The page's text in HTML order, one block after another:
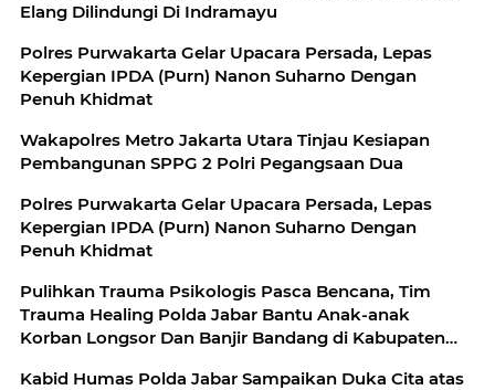
Elang Dilindungi Di Indramayu
Polres Purwakarta Gelar Upacara Persada, Lepas
Kepergian IPDA (Purn) Nanon Suharno Dengan
Penuh Khidmat
Wakapolres Metro Jakarta Utara Tinjau Kesiapan
Pembangunan SPPG 2 Polri Pegangsaan Dua
Polres Purwakarta Gelar Upacara Persada, Lepas
Kepergian IPDA (Purn) Nanon Suharno Dengan
Penuh Khidmat
Pulihkan Trauma Psikologis Pasca Bencana, Tim
Trauma Healing Polda Jabar Bantu Anak-anak
Korban Longsor Dan Banjir Bandang di Kabupaten
Kabid Humas Polda Jabar Sampaikan Duka Cita atas